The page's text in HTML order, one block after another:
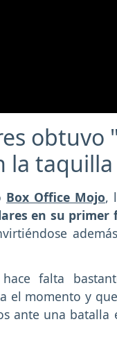
obtuvo
taquilla
Box Office Mojo,
en su primer
falta
el momento y
ante una batalla